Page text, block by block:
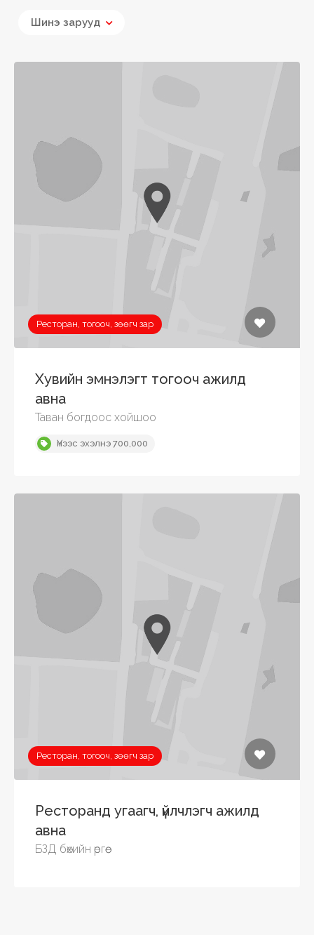
Шинэ зарууд
Ресторан, тогооч, зөөгч зар
Хувийн эмнэлэгт тогооч ажилд
авна
Таван богдоос хойшоо
Үнээс эхэлнэ 700,000
Ресторан, тогооч, зөөгч зар
Ресторанд угаагч, үйлчлэгч ажилд
авна
БЗД бөхийн өргөө